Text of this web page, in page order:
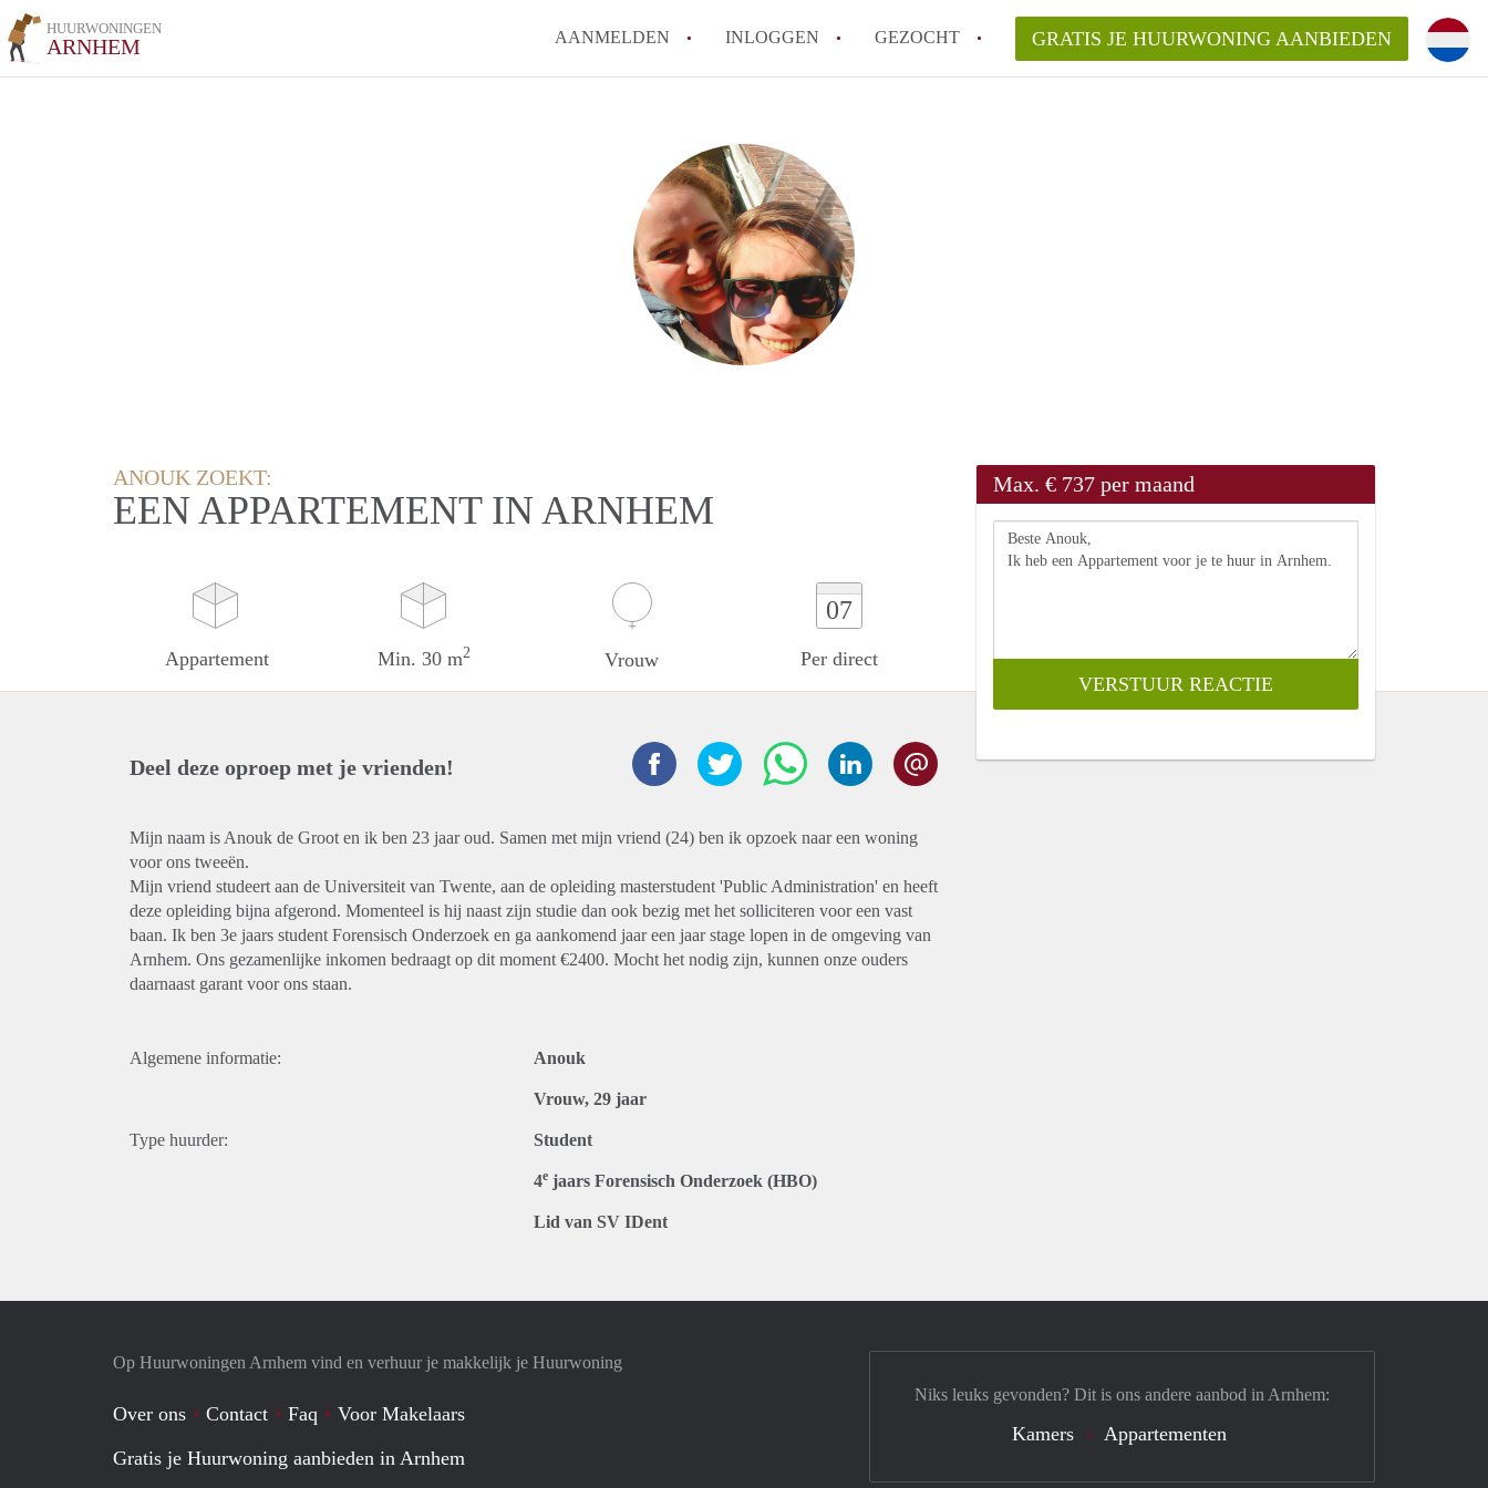
HUURWONINGEN
ARNHEM AANMELDEN INLOGGEN GEZOCHT GRATIS JE HUURWONING AANBIEDEN
ANOUK ZOEKT:
EEN APPARTEMENT IN ARNHEM
Appartement Min. 30 m2 Vrouw
07
Per direct
Max. € 737 per maand
Deel deze oproep met je vrienden!
Mijn naam is Anouk de Groot en ik ben 23 jaar oud. Samen met mijn vriend (24) ben ik opzoek naar een woning
voor ons tweeën.
Mijn vriend studeert aan de Universiteit van Twente, aan de opleiding masterstudent 'Public Administration' en heeft
deze opleiding bijna afgerond. Momenteel is hij naast zijn studie dan ook bezig met het solliciteren voor een vast
baan. Ik ben 3e jaars student Forensisch Onderzoek en ga aankomend jaar een jaar stage lopen in de omgeving van
Arnhem. Ons gezamenlijke inkomen bedraagt op dit moment €2400. Mocht het nodig zijn, kunnen onze ouders
daarnaast garant voor ons staan.
Algemene informatie: Anouk
Vrouw, 29 jaar
Type huurder: Student
4e jaars Forensisch Onderzoek (HBO)
Lid van SV IDent
Op Huurwoningen Arnhem vind en verhuur je makkelijk je Huurwoning
Over ons Contact Faq
Voor Makelaars
Gratis je Huurwoning aanbieden in Arnhem
Niks leuks gevonden? Dit is ons andere aanbod in Arnhem:
Kamers Appartementen